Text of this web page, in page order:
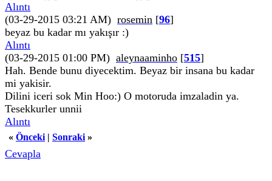
Alıntı
(03-29-2015 03:21 AM) rosemin [96]
beyaz bu kadar mı yakışır :)
Alıntı
(03-29-2015 01:00 PM) aleynaaminho [515]
Hah. Bende bunu diyecektim. Beyaz bir insana bu kadar
mi yakisir.
Dilini iceri sok Min Hoo:) O motoruda imzaladin ya.
Tesekkurler unnii
Alıntı
« Önceki | Sonraki »
Cevapla